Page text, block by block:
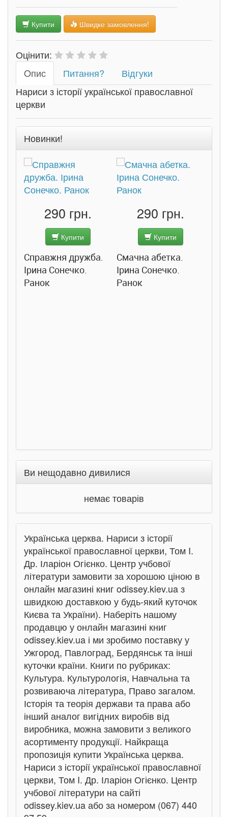
Купити Швидке замовлення!
Оцінити:
Oпис
Питання?
Відгуки
Нариси з історії української православної
церкви
Новинки!
290 грн.
Купити
Справжня дружба.
Ірина Сонечко.
Ранок
290 грн.
Купити
Смачна абетка.
Ірина Сонечко.
Ранок
Ви нещодавно дивилися
немає товарів
Українська церква. Нариси з історії
української православної церкви, Том I.
Др. Іларіон Огієнко. Центр учбової
літератури замовити за хорошою ціною в
онлайн магазині книг odissey.kiev.ua з
швидкою доставкою у будь-який куточок
Києва та України). Наберіть нашому
продавцю у онлайн магазині книг
odissey.kiev.ua і ми зробимо поставку у
Ужгород, Павлоград, Бердянськ та інші
куточки країни. Книги по рубриках:
Культура. Культурологія, Навчальна та
розвиваюча література, Право загалом.
Історія та теорія держави та права або
інший аналог вигідних виробів від
виробника, можна замовити з великого
асортименту продукції. Найкраща
пропозиція купити Українська церква.
Нариси з історії української православної
церкви, Том I. Др. Іларіон Огієнко. Центр
учбової літератури на сайті
odissey.kiev.ua або за номером (067) 440